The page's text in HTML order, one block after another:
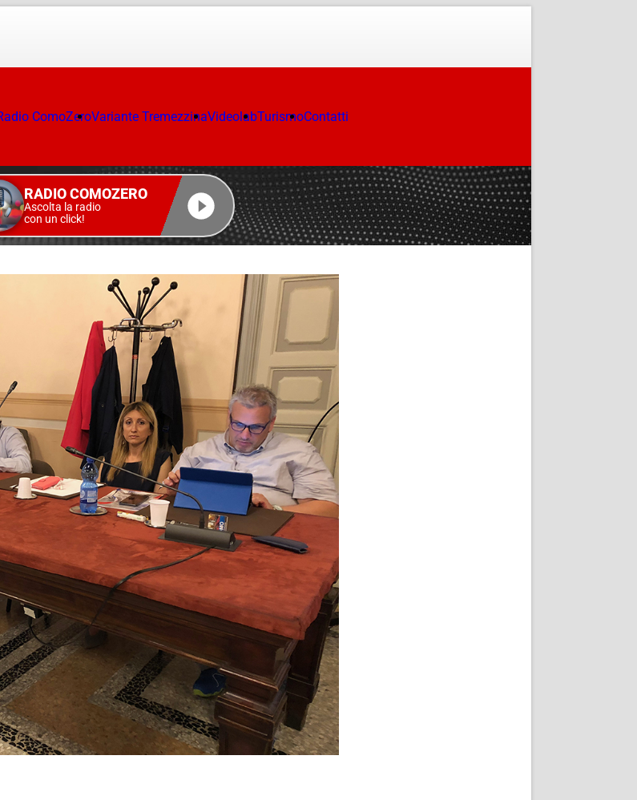
ComoZeroVariante TremezzinaVideolabTurismoContatti
RADIO COMOZERO
Ascolta la radio
con un click!